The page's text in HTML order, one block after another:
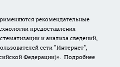
рекомендательные
предоставления
и анализа сведений,
сети "Интернет",
Федерации)». Подробнее